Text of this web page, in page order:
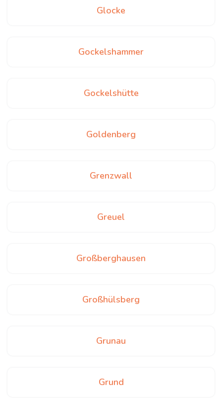
Glocke
Gockelshammer
Gockelshütte
Goldenberg
Grenzwall
Greuel
Großberghausen
Großhülsberg
Grunau
Grund